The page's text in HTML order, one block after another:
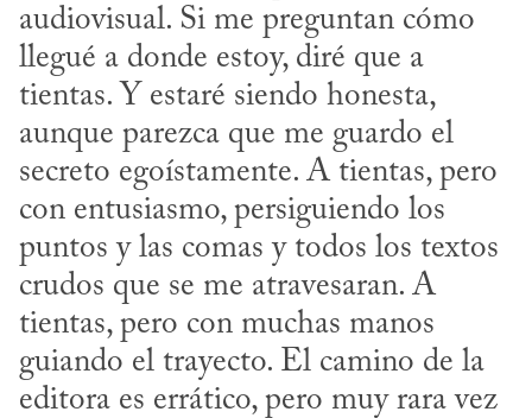
audiovisual. Si me preguntan cómo
llegué a donde estoy, diré que a
tientas. Y estaré siendo honesta,
aunque parezca que me guardo el
secreto egoístamente. A tientas, pero
con entusiasmo, persiguiendo los
puntos y las comas y todos los textos
crudos que se me atravesaran. A
tientas, pero con muchas manos
guiando el trayecto. El camino de la
editora es errático, pero muy rara vez